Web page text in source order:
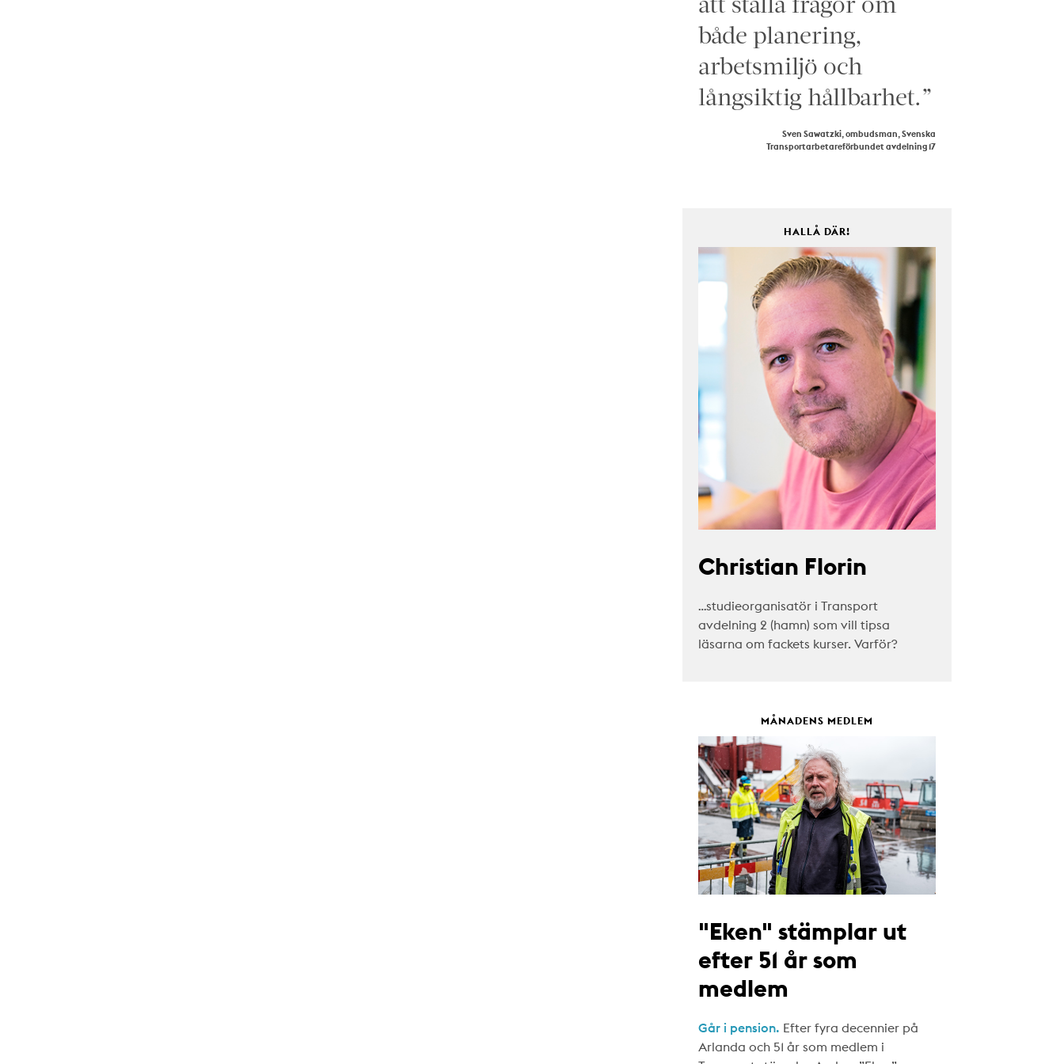
både planering,
arbetsmiljö och
långsiktig hållbarhet.”
Sven Sawatzki, ombudsman, Svenska
Transportarbetareförbundet avdelning 17
HALLÅ DÄR!
Christian Florin
…studieorganisatör i Transport
avdelning 2 (hamn) som vill tipsa
läsarna om fackets kurser. Varför?
MÅNADENS MEDLEM
"Eken" stämplar ut
efter 51 år som
medlem
Går i pension. Efter fyra decennier på
Arlanda och 51 år som medlem i